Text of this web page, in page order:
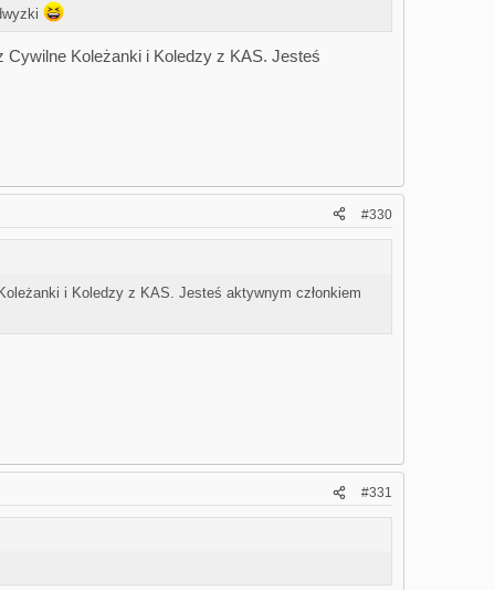
Koleżanki i Koledzy z KAS. Jesteś
#330
i Koledzy z KAS. Jesteś aktywnym członkiem
#331